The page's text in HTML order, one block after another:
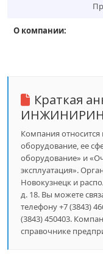
О компании:
Краткая
Компания
оборудование, ее
оборудование» и
эксплуатация».
Новокузнецк и
д. 18. Вы можете
телефону +7 (3843)
(3843) 450403.
справочнике